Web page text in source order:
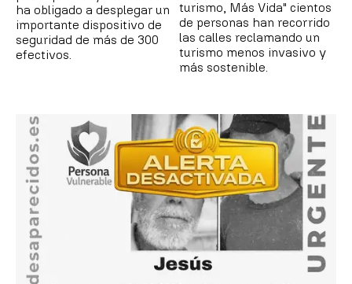
ha obligado a desplegar un
importante dispositivo de
seguridad de más de 300
efectivos.
turismo, Más Vida" cientos
de personas han recorrido
las calles reclamando un
turismo menos invasivo y
más sostenible.